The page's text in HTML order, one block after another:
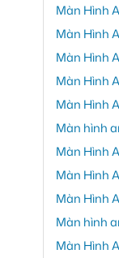
Màn Hình
Màn Hình
Màn Hình
Màn Hình
Màn Hình
Màn hình
Màn Hình
Màn Hình
Màn Hình
Màn hình
Màn Hình